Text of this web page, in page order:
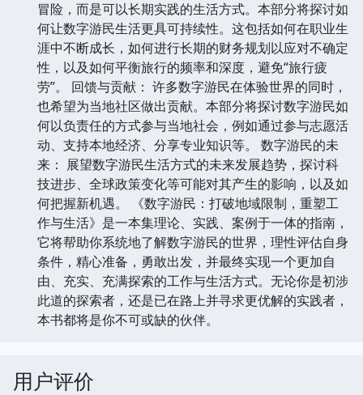
冒险，而是可以长期实践的生活方式。本部分将探讨如
何让数字游民生活更具可持续性。这包括如何在职业生
涯中不断成长，如何进行长期的财务规划以应对不确定
性，以及如何平衡旅行的频率和深度，避免“旅行疲
劳”。 回馈与贡献： 许多数字游民在体验世界的同时，
也希望为当地社区做出贡献。本部分将探讨数字游民如
何以负责任的方式参与当地社会，例如通过参与志愿活
动、支持本地经济、分享专业知识等。 数字游民的未
来： 展望数字游民生活方式的未来发展趋势，探讨科
技进步、全球政策变化等可能对其产生的影响，以及如
何把握新机遇。 《数字游民：打破地域限制，重塑工
作与生活》是一本集理论、实践、案例于一体的指南，
它将帮助你系统地了解数字游民的世界，理性评估自身
条件，精心准备，勇敢出发，并最终实现一个更加自
由、充实、充满探索的工作与生活方式。无论你是初涉
此道的探索者，还是已在路上并寻求更优解的实践者，
本书都将是你不可或缺的伙伴。
用户评价